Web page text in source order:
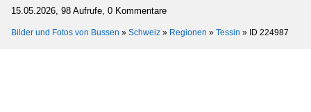
15.05.2026, 98 Aufrufe, 0 Kommentare
Bilder und Fotos von Bussen » Schweiz » Regionen » Tessin » ID 224987